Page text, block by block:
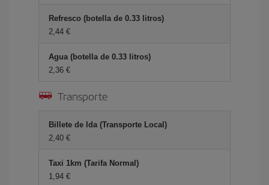
Refresco (botella de 0.33 litros)
2,44 €
Agua (botella de 0.33 litros)
2,36 €
Transporte
Billete de Ida (Transporte Local)
2,40 €
Taxi 1km (Tarifa Normal)
1,94 €